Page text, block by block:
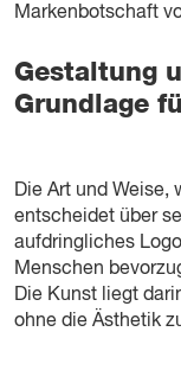
Markenbotschaft
Gestaltung
Grundlage
Die Art und Weise,
entscheidet über
aufdringliches
Menschen
Die Kunst liegt
ohne die Ästhetik